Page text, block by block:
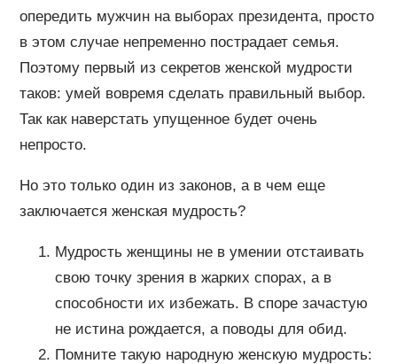
опередить мужчин на выборах президента, просто
в этом случае непременно пострадает семья.
Поэтому первый из секретов женской мудрости
таков: умей вовремя сделать правильный выбор.
Так как наверстать упущенное будет очень
непросто.
Но это только один из законов, а в чем еще
заключается женская мудрость?
Мудрость женщины не в умении отстаивать
свою точку зрения в жарких спорах, а в
способности их избежать. В споре зачастую
не истина рождается, а поводы для обид.
Помните такую народную женскую мудрость: